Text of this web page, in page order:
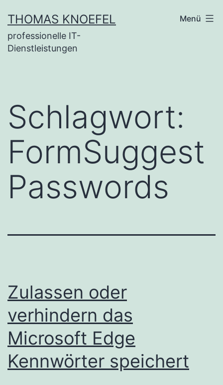
Inhalt
springen
THOMAS KNOEFEL
professionelle IT-
Dienstleistungen
Menü
Schlagwort:
FormSuggest
Passwords
Zulassen oder
verhindern das
Microsoft Edge
Kennwörter speichert